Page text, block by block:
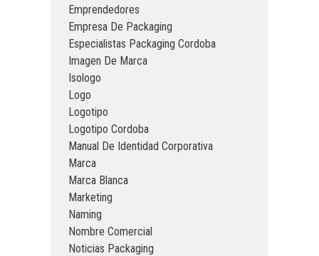
Emprendedores
Empresa De Packaging
Especialistas Packaging Cordoba
Imagen De Marca
Isologo
Logo
Logotipo
Logotipo Cordoba
Manual De Identidad Corporativa
Marca
Marca Blanca
Marketing
Naming
Nombre Comercial
Noticias Packaging